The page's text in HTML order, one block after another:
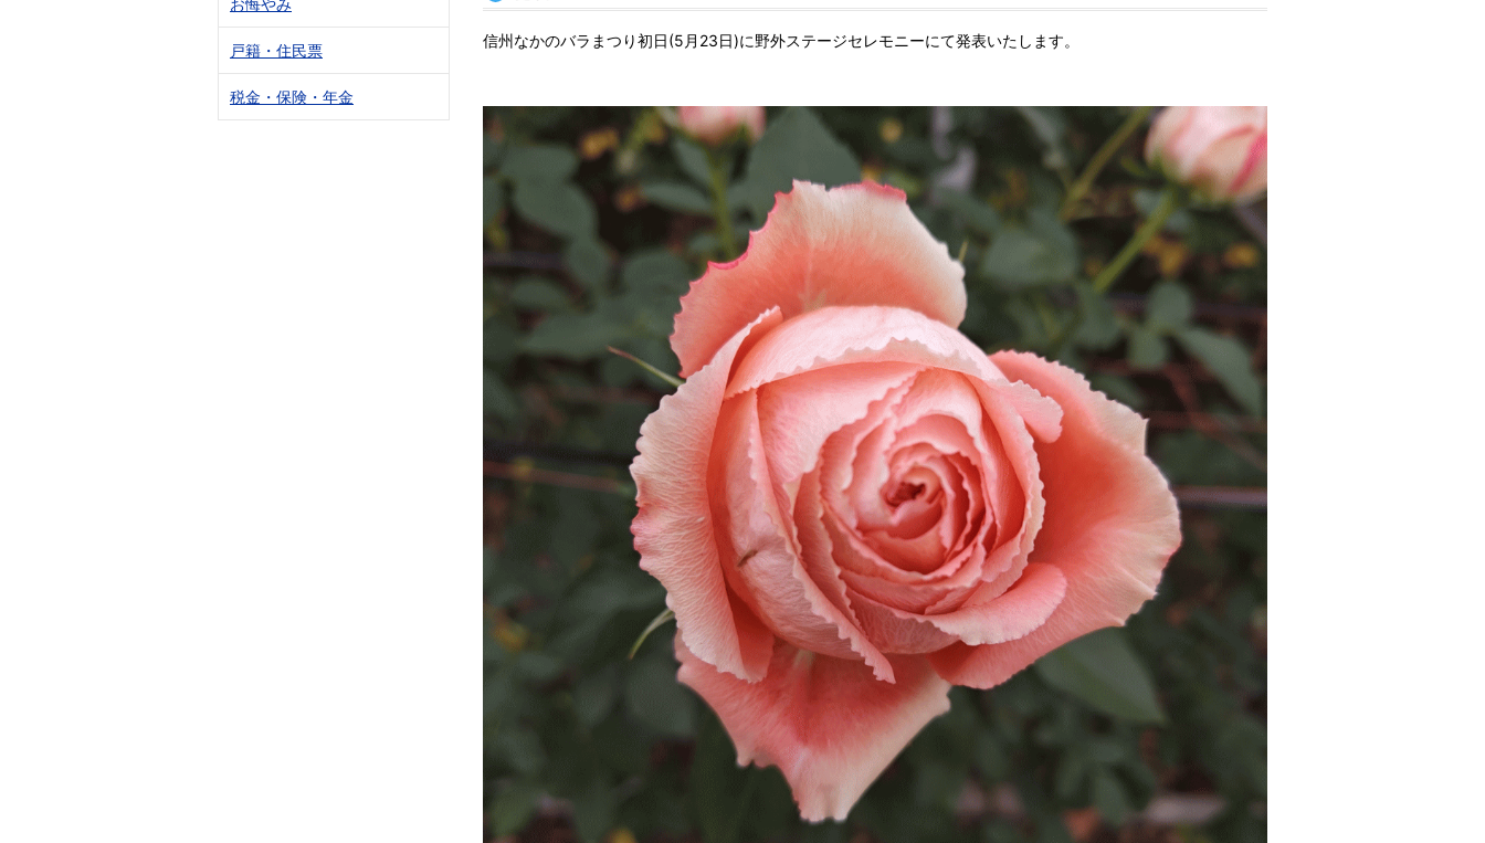
信州なかのバラまつり初日(5月23日)に野外ステージセレモニーにて発表いたします。
お悔やみ
戸籍・住民票
税金・保険・年金